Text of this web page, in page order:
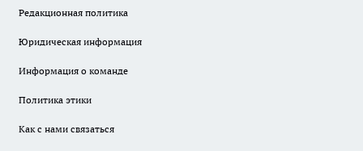
Редакционная политика
Юридическая информация
Информация о команде
Политика этики
Как с нами связаться